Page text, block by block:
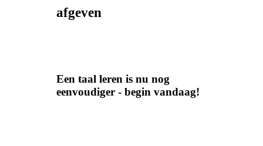
afgeven
Een taal leren is nu nog
eenvoudiger - begin vandaag!